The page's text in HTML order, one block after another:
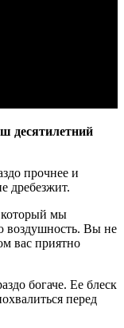
десятилетний
прочнее и
дребезжит.
который мы
воздушность. Вы не
вас приятно
богаче. Ее блеск
перед